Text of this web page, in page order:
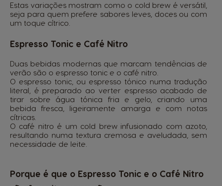
Estas variações mostram como o cold brew é versátil,
seja para quem prefere sabores leves, doces ou com
um toque cítrico.
Espresso Tonic e Café Nitro
Duas bebidas modernas que marcam tendências de
verão são o espresso tonic e o café nitro.
O espresso tonic, ou espresso tónico numa tradução
literal, é preparado ao verter espresso acabado de
tirar sobre água tónica fria e gelo, criando uma
bebida fresca, ligeiramente amarga e com notas
cítricas.
O café nitro é um cold brew infusionado com azoto,
resultando numa textura cremosa e aveludada, sem
necessidade de leite.
Porque é que o Espresso Tonic e o Café Nitro